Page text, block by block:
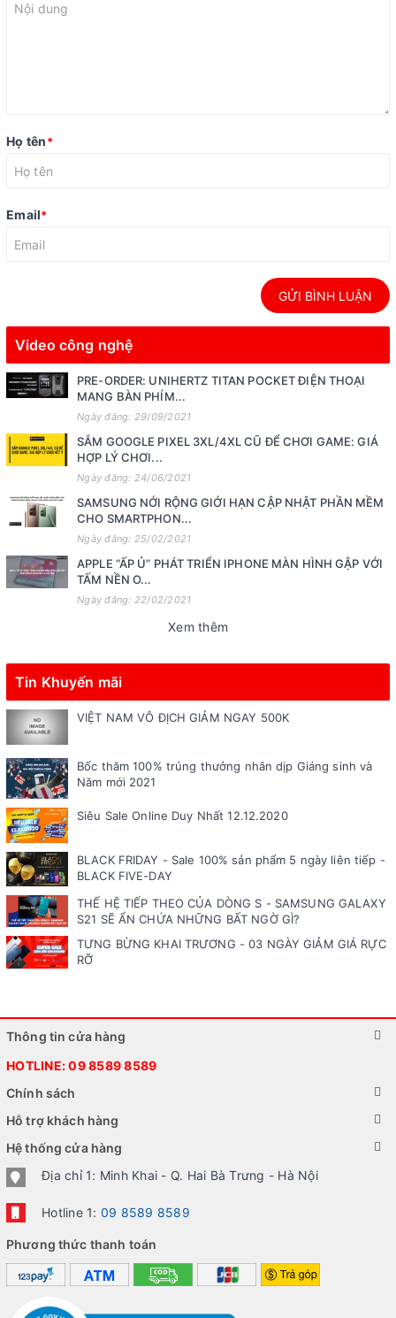
Họ tên*
Email*
GỬI BÌNH LUẬN
Video công nghệ
PRE-ORDER: UNIHERTZ TITAN POCKET ĐIỆN THOẠI
MANG BÀN PHÍM...
Ngày đăng: 29/09/2021
SẮM GOOGLE PIXEL 3XL/4XL CŨ ĐỂ CHƠI GAME: GIÁ
HỢP LÝ CHƠI...
Ngày đăng: 24/06/2021
SAMSUNG NỚI RỘNG GIỚI HẠN CẬP NHẬT PHẦN MỀM
CHO SMARTPHON...
Ngày đăng: 25/02/2021
APPLE “ẤP Ủ” PHÁT TRIỂN IPHONE MÀN HÌNH GẬP VỚI
TẤM NỀN O...
Ngày đăng: 22/02/2021
Xem thêm
Tin Khuyến mãi
VIỆT NAM VÔ ĐỊCH GIẢM NGAY 500K
Bốc thăm 100% trúng thưởng nhân dịp Giáng sinh và
Năm mới 2021
Siêu Sale Online Duy Nhất 12.12.2020
BLACK FRIDAY - Sale 100% sản phẩm 5 ngày liên tiếp -
BLACK FIVE-DAY
THẾ HỆ TIẾP THEO CỦA DÒNG S - SAMSUNG GALAXY
S21 SẼ ẨN CHỨA NHỮNG BẤT NGỜ GÌ?
TƯNG BỪNG KHAI TRƯƠNG - 03 NGÀY GIẢM GIÁ RỰC
RỠ
Thông tin cửa hàng
HOTLINE:09 8589 8589
Chính sách
Hỗ trợ khách hàng
Hệ thống cửa hàng
Địa chỉ 1: Minh Khai - Q. Hai Bà Trưng - Hà Nội
Hotline 1: 09 8589 8589
Phương thức thanh toán